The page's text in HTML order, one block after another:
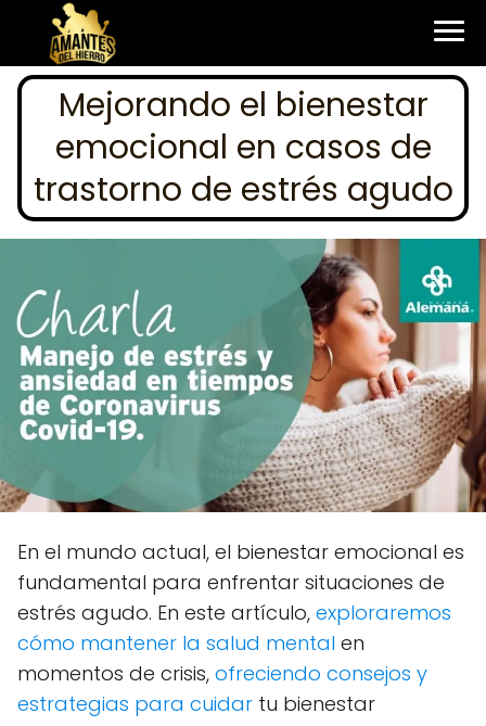
Mejorando el bienestar
emocional en casos de
trastorno de estrés agudo
En el mundo actual, el bienestar emocional es
fundamental para enfrentar situaciones de
estrés agudo. En este artículo, exploraremos
cómo mantener la salud mental en
momentos de crisis, ofreciendo consejos y
estrategias para cuidar tu bienestar